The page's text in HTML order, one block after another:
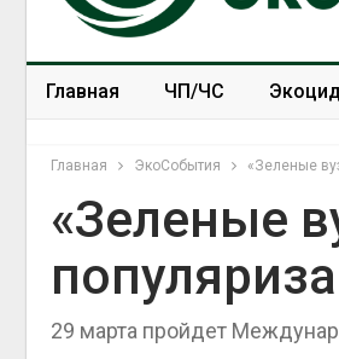
Главная ЧП/ЧС Экоцид
Главная ЭкоСобытия «Зеленые
«Зеленые
29 марта пройдет